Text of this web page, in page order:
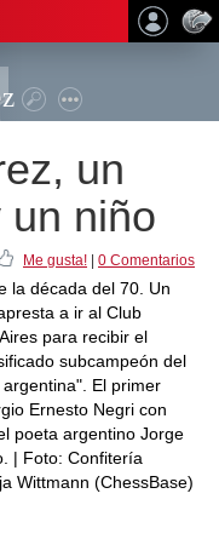
un
un niño
Me gusta! 0 Comentarios
la década del 70. Un
a ir al Club
para recibir el
subcampeón del
El primer
Ernesto Negri con
poeta argentino Jorge
| Foto: Confitería
Wittmann (ChessBase)